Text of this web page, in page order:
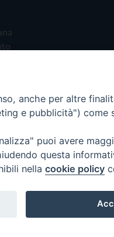
anche per altre
e pubblicità") come
puoi avere
questa
nella cookie policy